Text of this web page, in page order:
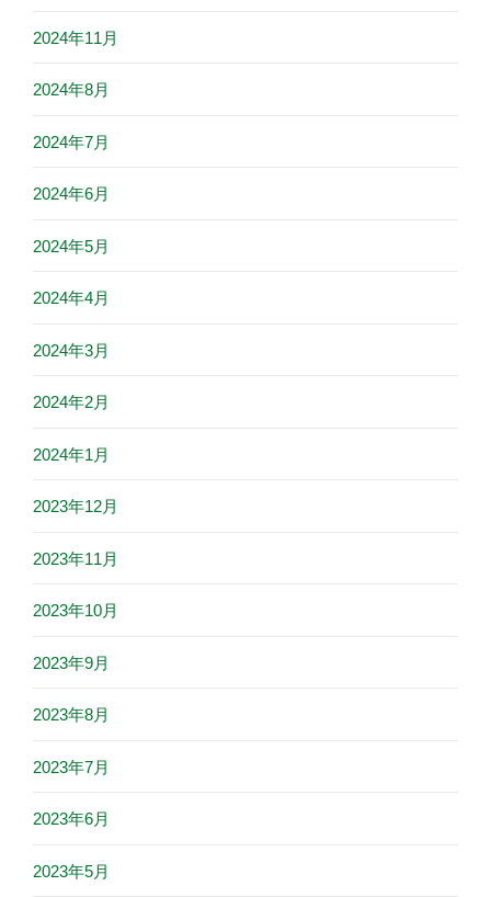
2024年11月
2024年8月
2024年7月
2024年6月
2024年5月
2024年4月
2024年3月
2024年2月
2024年1月
2023年12月
2023年11月
2023年10月
2023年9月
2023年8月
2023年7月
2023年6月
2023年5月